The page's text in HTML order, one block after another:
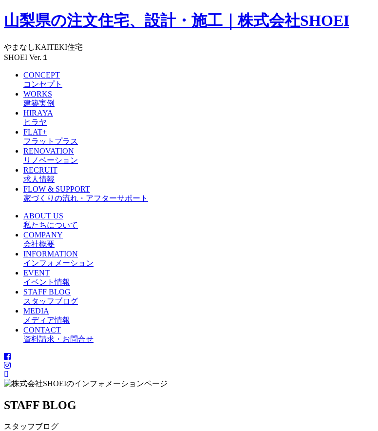
山梨県の注文住宅、設計・施工｜株式会社SHOEI
やまなしKAITEKI住宅
SHOEI Ver.１
CONCEPT
コンセプト
WORKS
建築実例
HIRAYA
ヒラヤ
FLAT+
フラットプラス
RENOVATION
リノベーション
RECRUIT
求人情報
FLOW & SUPPORT
家づくりの流れ・アフターサポート
ABOUT US
私たちについて
COMPANY
会社概要
INFORMATION
インフォメーション
EVENT
イベント情報
STAFF BLOG
スタッフブログ
MEDIA
メディア情報
CONTACT
資料請求・お問合せ
STAFF BLOG
スタッフブログ